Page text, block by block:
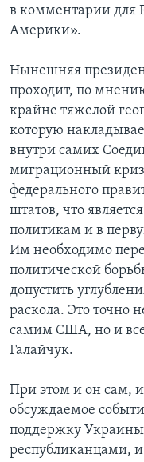
в комментарии для
Америки».
Нынешняя
проходит, по
крайне тяжелой
которую
внутри самих
миграционный
федерального
штатов, что
политикам и в
Им необходимо
политической
допустить
раскола. Это точно
самим США, но и
Галайчук.
При этом и он сам, и
обсуждаемое
поддержку
республиканцами, и